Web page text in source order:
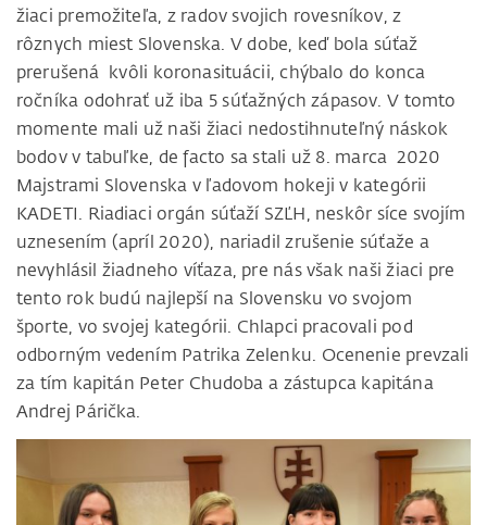
žiaci premožiteľa, z radov svojich rovesníkov, z
rôznych miest Slovenska. V dobe, keď bola súťaž
prerušená kvôli koronasituácii, chýbalo do konca
ročníka odohrať už iba 5 súťažných zápasov. V tomto
momente mali už naši žiaci nedostihnuteľný náskok
bodov v tabuľke, de facto sa stali už 8. marca 2020
Majstrami Slovenska v ľadovom hokeji v kategórii
KADETI. Riadiaci orgán súťaží SZĽH, neskôr síce svojím
uznesením (apríl 2020), nariadil zrušenie súťaže a
nevyhlásil žiadneho víťaza, pre nás však naši žiaci pre
tento rok budú najlepší na Slovensku vo svojom
športe, vo svojej kategórii. Chlapci pracovali pod
odborným vedením Patrika Zelenku. Ocenenie prevzali
za tím kapitán Peter Chudoba a zástupca kapitána
Andrej Párička.